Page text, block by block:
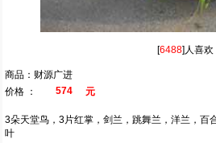
[6488]人喜欢
商品：财源广进
价格 ：
574 元
3朵天堂鸟，3片红掌，剑兰，跳舞兰，洋兰，百
叶